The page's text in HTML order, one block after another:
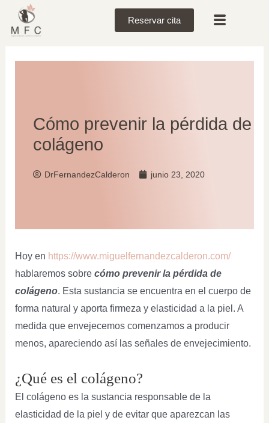
Reservar cita
Cómo prevenir la pérdida de
colágeno
DrFernandezCalderon junio 23, 2020
Hoy en https://www.miguelfernandezcalderon.com/
hablaremos sobre cómo prevenir la pérdida de
colágeno. Esta sustancia se encuentra en el cuerpo de
forma natural y aporta firmeza y elasticidad a la piel. A
medida que envejecemos comenzamos a producir
menos, apareciendo así las señales de envejecimiento.
¿Qué es el colágeno?
El colágeno es la sustancia responsable de la
elasticidad de la piel y de evitar que aparezcan las